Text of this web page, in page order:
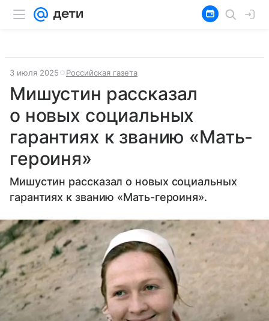
3 июля 2025 Российская газета
Мишустин рассказал
о новых социальных
гарантиях к званию «Мать-
героиня»
Мишустин рассказал о новых социальных
гарантиях к званию «Мать-героиня».